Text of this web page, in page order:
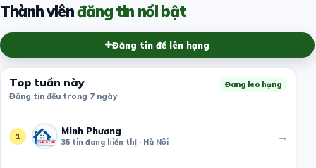
Thành viênđăng tin nổi bật
Đăng tin để lên hạng
Top tuần này
Đăng tin đều trong 7 ngày
Đang leo hạng
1 Minh Phương
35 tin đang hiển thị · Hà Nội →